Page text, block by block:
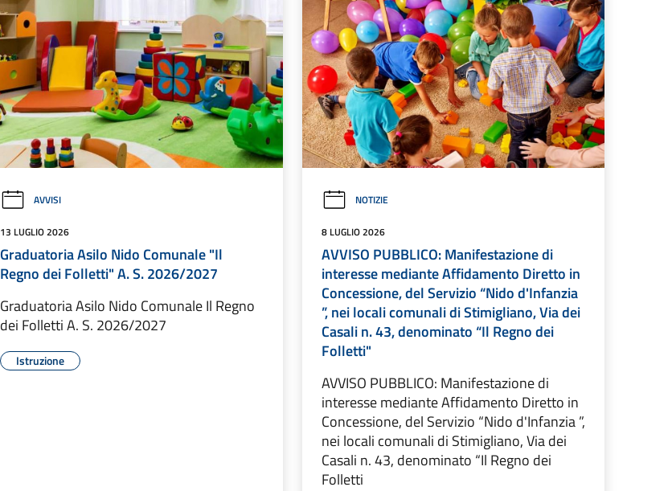
AVVISI
13 LUGLIO 2026
Graduatoria Asilo Nido Comunale "Il
Regno dei Folletti" A. S. 2026/2027
Graduatoria Asilo Nido Comunale Il Regno
dei Folletti A. S. 2026/2027
Istruzione
NOTIZIE
8 LUGLIO 2026
AVVISO PUBBLICO: Manifestazione di
interesse mediante Affidamento Diretto in
Concessione, del Servizio “Nido d'Infanzia
”, nei locali comunali di Stimigliano, Via dei
Casali n. 43, denominato “Il Regno dei
Folletti"
AVVISO PUBBLICO: Manifestazione di
interesse mediante Affidamento Diretto in
Concessione, del Servizio “Nido d'Infanzia ”,
nei locali comunali di Stimigliano, Via dei
Casali n. 43, denominato “Il Regno dei
Folletti